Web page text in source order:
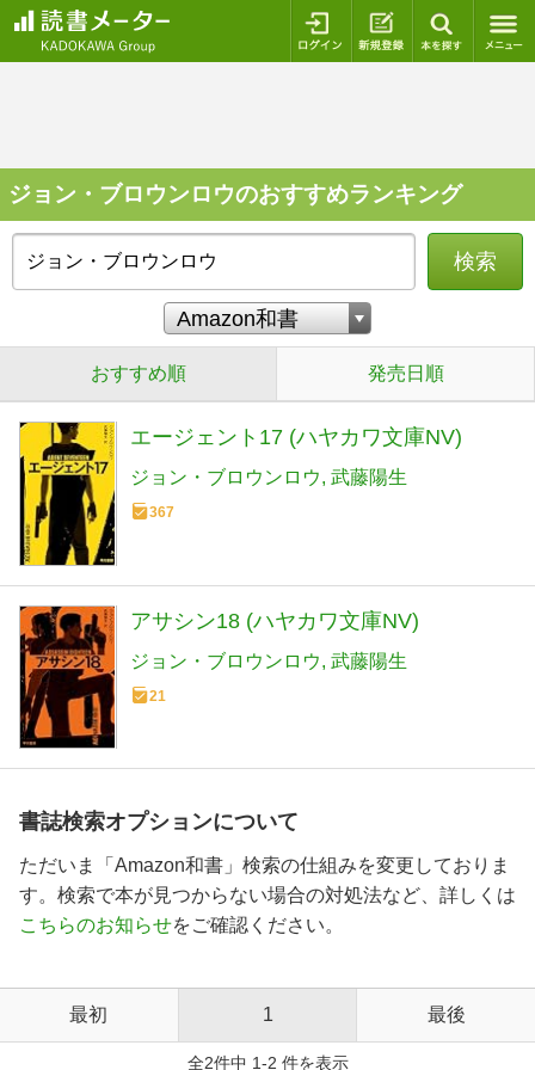
ログイン 新規登録
ジョン・ブロウンロウのおすすめランキング
検索
おすすめ順 発売日順
エージェント17 (ハヤカワ文庫NV)
ジョン・ブロウンロウ 武藤陽生
367
アサシン18 (ハヤカワ文庫NV)
ジョン・ブロウンロウ 武藤陽生
21
書誌検索オプションについて
ただいま「Amazon和書」検索の仕組みを変更しておりま
す。検索で本が見つからない場合の対処法など、詳しくは
こちらのお知らせをご確認ください。
最初 1 最後
全2件中 1-2 件を表示